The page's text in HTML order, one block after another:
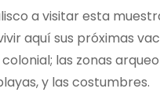
a visitar esta
aquí sus próximas
las zonas
y las costumbres.